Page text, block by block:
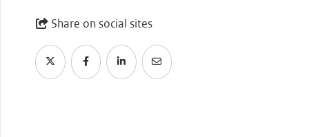
Share on social sites